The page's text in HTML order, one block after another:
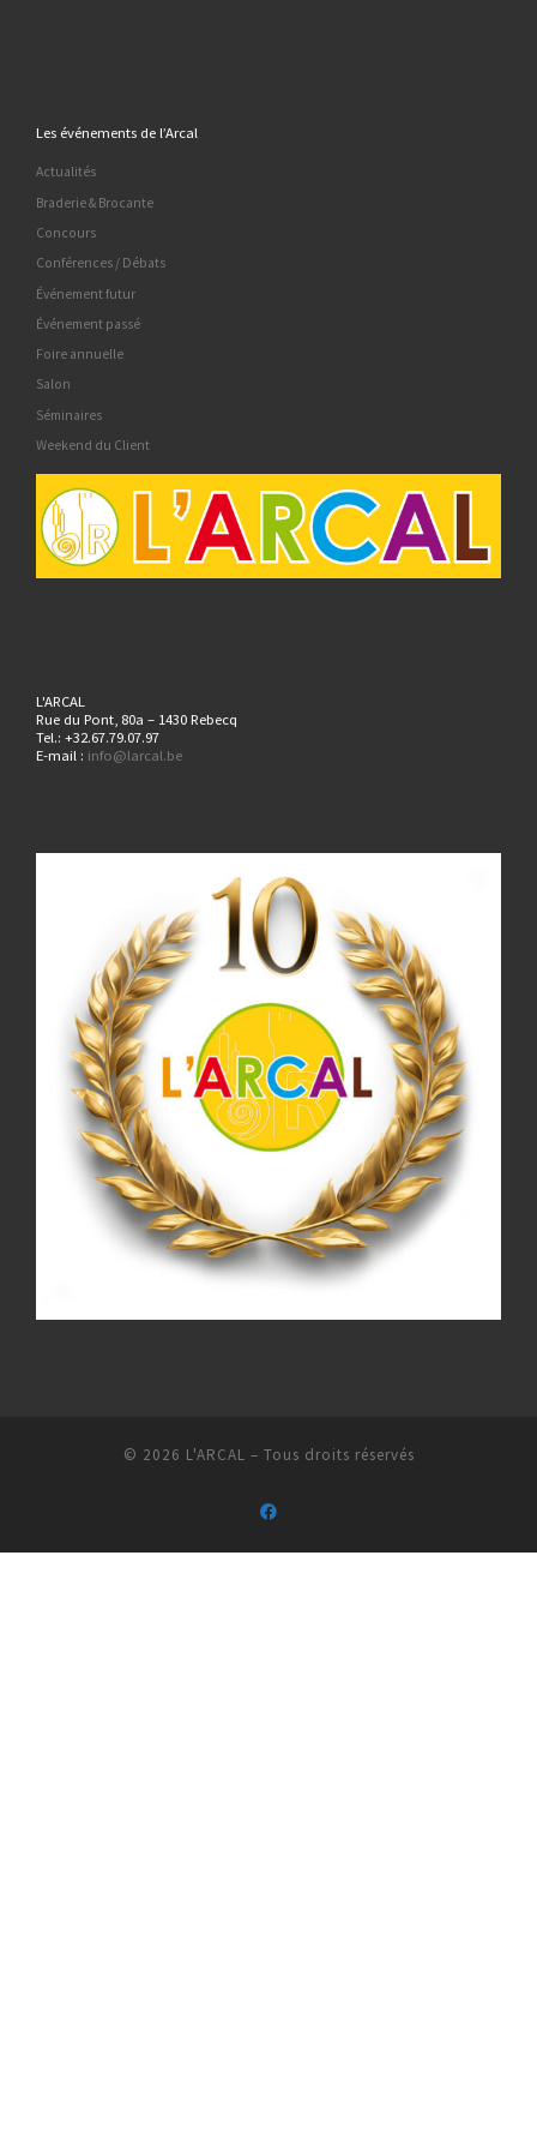
Les événements de l’Arcal
Actualités
Braderie & Brocante
Concours
Conférences / Débats
Événement futur
Événement passé
Foire annuelle
Salon
Séminaires
Weekend du Client
L'ARCAL
Rue du Pont, 80a – 1430 Rebecq
Tel.: +32.67.79.07.97
E-mail : info@larcal.be
© 2026 L'ARCAL – Tous droits réservés